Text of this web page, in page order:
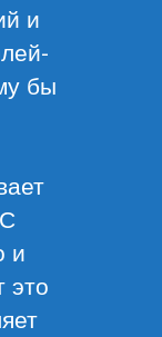
и
бы
и
это